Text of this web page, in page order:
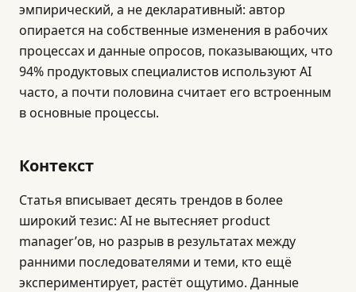
эмпирический, а не декларативный: автор
опирается на собственные изменения в рабочих
процессах и данные опросов, показывающих, что
94% продуктовых специалистов используют AI
часто, а почти половина считает его встроенным
в основные процессы.
Контекст
Статья вписывает десять трендов в более
широкий тезис: AI не вытесняет product
manager’ов, но разрыв в результатах между
ранними последователями и теми, кто ещё
экспериментирует, растёт ощутимо. Данные